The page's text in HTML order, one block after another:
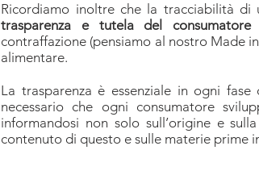
Ricordiamo inoltre che la tracciabilità
trasparenza e tutela del consumatore
contraffazione (pensiamo al nostro Made
alimentare.
La trasparenza è essenziale in ogni
necessario che ogni consumatore
informandosi non solo sull’origine e
contenuto di questo e sulle materie prime